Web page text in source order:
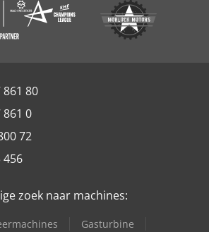
861 80
861 0
72
456
zoek naar machines:
Gasturbine